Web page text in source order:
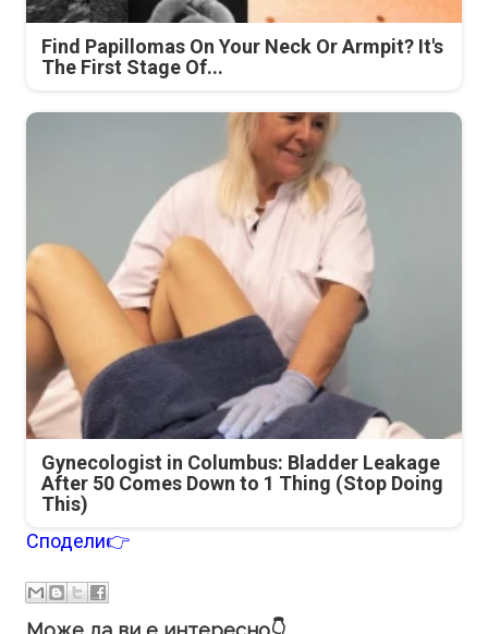
Find Papillomas On Your Neck Or Armpit? It's
The First Stage Of...
Gynecologist in Columbus: Bladder Leakage
After 50 Comes Down to 1 Thing (Stop Doing
This)
Сподели👉